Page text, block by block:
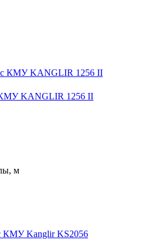
КМУ KANGLIR 1256 II
м